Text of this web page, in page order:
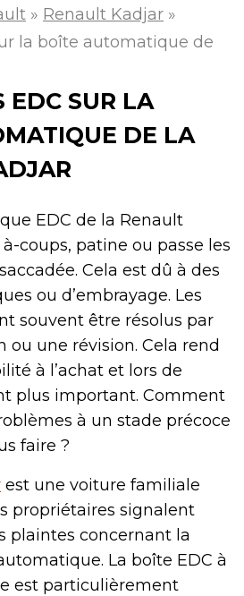
» Renault Kadjar »
la boîte automatique de
EDC SUR LA
DE LA
EDC de la Renault
coups, patine ou passe les
Cela est dû à des
ou d’embrayage. Les
souvent être résolus par
ou une révision. Cela rend
à l’achat et lors de
plus important. Comment
à un stade précoce
faire ?
est une voiture familiale
propriétaires signalent
plaintes concernant la
La boîte EDC à
est particulièrement